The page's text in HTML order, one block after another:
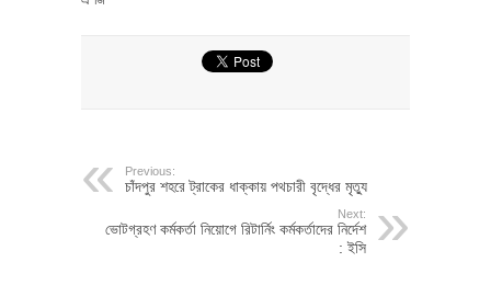
Previous:
চাঁদপুর শহরে ট্রাকের ধাক্কায় পথচারী বৃদ্ধের মৃত্যু
Next:
ভোটগ্রহণ কর্মকর্তা নিয়োগে রিটার্নিং কর্মকর্তাদের নির্দেশ
: ইসি